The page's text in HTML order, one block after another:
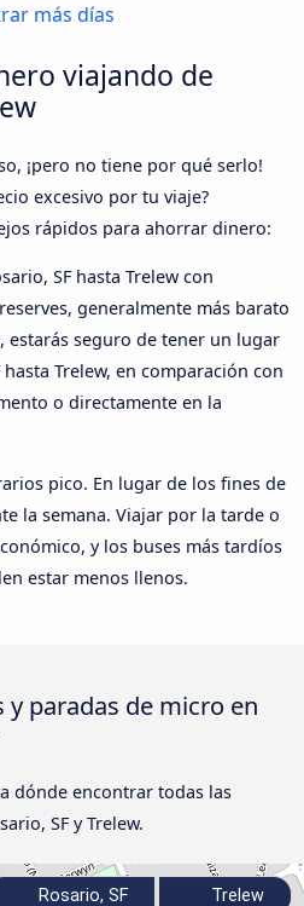
más días
viajando de
¡pero no tiene por qué serlo!
excesivo por tu viaje?
rápidos para ahorrar dinero:
SF hasta Trelew con
generalmente más barato
estarás seguro de tener un lugar
Trelew, en comparación con
o directamente en la
pico. En lugar de los fines de
la semana. Viajar por la tarde o
y los buses más tardíos
estar menos llenos.
y paradas de micro en
dónde encontrar todas las
SF y Trelew.
Rosario, SF Trelew